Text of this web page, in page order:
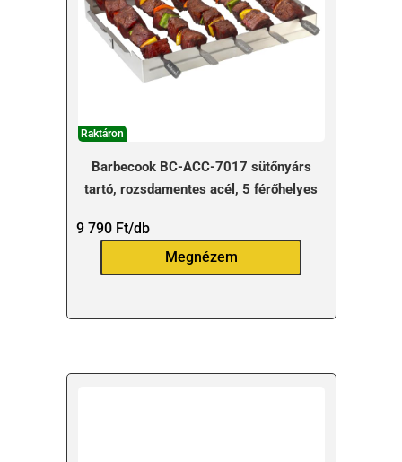
Raktáron
Barbecook BC-ACC-7017 sütőnyárs
tartó, rozsdamentes acél, 5 férőhelyes
9 790 Ft/db
Megnézem